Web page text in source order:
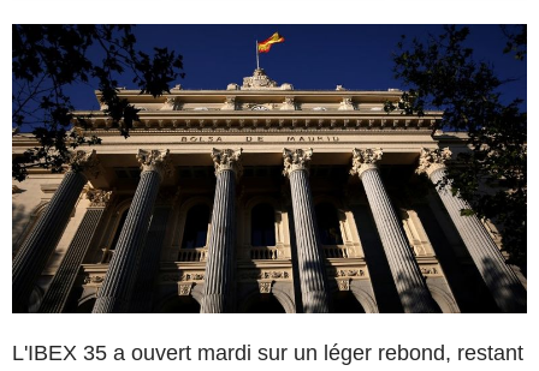
L'IBEX 35 a ouvert mardi sur un léger rebond, restant